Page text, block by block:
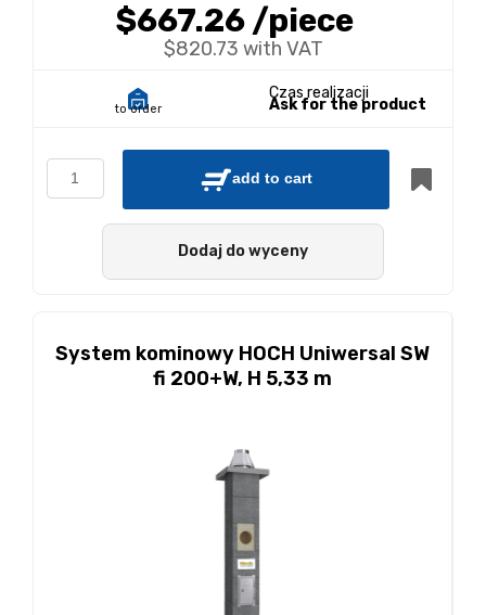
$667.26/piece
$820.73 with VAT
to order
Czas realizacji
Ask for the product
add to cart
Dodaj do wyceny
System kominowy HOCH Uniwersal SW
fi 200+W, H 5,33 m